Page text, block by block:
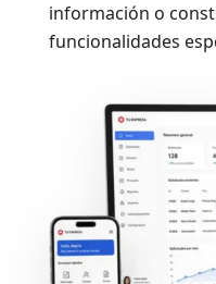
información o
funcionalidades